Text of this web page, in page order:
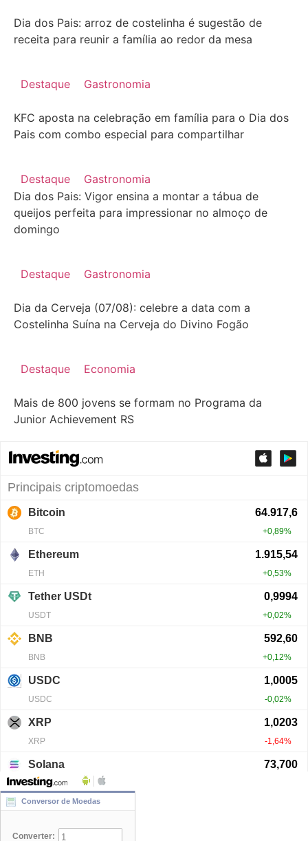
Dia dos Pais: arroz de costelinha é sugestão de
receita para reunir a família ao redor da mesa
Destaque Gastronomia
KFC aposta na celebração em família para o Dia dos
Pais com combo especial para compartilhar
Destaque
Gastronomia
Dia dos Pais: Vigor ensina a montar a tábua de
queijos perfeita para impressionar no almoço de
domingo
Destaque Gastronomia
Dia da Cerveja (07/08): celebre a data com a
Costelinha Suína na Cerveja do Divino Fogão
Destaque Economia
Mais de 800 jovens se formam no Programa da
Junior Achievement RS